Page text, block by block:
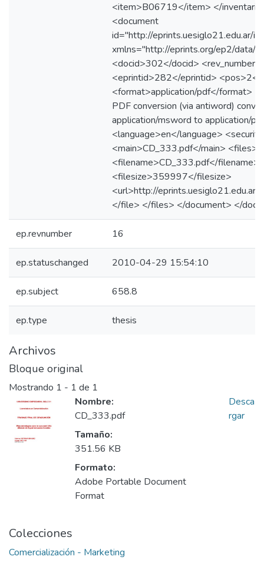
<item>B06719</item> </
<document
id="http://eprints.uesiglo21.edu.ar/
xmlns="http://eprints.org/ep2/data/
<docid>302</docid>
<eprintid>282</eprintid> <pos>2</
<format>application/pdf</format>
PDF conversion (via antiword)
application/msword to application/
<language>en</language>
<main>CD_333.pdf</main> <files>
<filename>CD_333.pdf</filename>
<filesize>359997</filesize>
<url>http://
</file> </files> </document> </
ep.revnumber 16
ep.statuschanged 2010-04-29 15:54:10
ep.subject 658.8
ep.type thesis
Archivos
Bloque original
Mostrando 1 - 1 de 1
Nombre:
CD_333.pdf
Tamaño:
351.56 KB
Formato:
Adobe Portable Document
Format
Desca
rgar
Colecciones
Comercialización - Marketing